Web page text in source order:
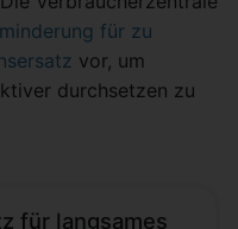
für zu
vor, um
durchsetzen zu
für langsames